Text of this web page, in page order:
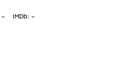
– IMDb: –